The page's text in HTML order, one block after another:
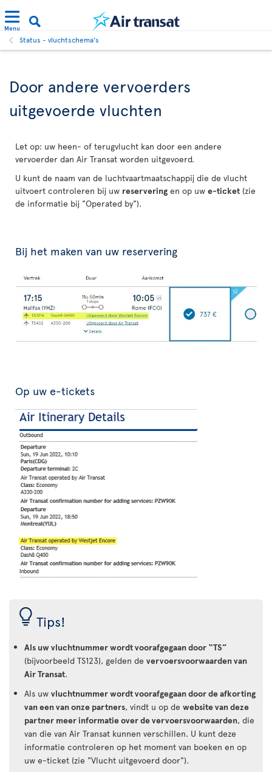
Menu
Status - vluchtschema's
Door andere vervoerders
uitgevoerde vluchten
Let op: uw heen- of terugvlucht kan door een andere
vervoerder dan Air Transat worden uitgevoerd.
U kunt de naam van de luchtvaartmaatschappij die de vlucht
uitvoert controleren bij uw reservering en op uw e-ticket (zie
de informatie bij "Operated by").
Bij het maken van uw reservering
Op uw e-tickets
Tips!
Als uw vluchtnummer wordt voorafgegaan door “TS”
(bijvoorbeeld TS123), gelden de vervoersvoorwaarden van
Air Transat.
Als uw vluchtnummer wordt voorafgegaan door de afkorting
van een van onze partners, vindt u op de website van deze
partner meer informatie over de vervoersvoorwaarden, die
van die van Air Transat kunnen verschillen. U kunt deze
informatie controleren op het moment van boeken en op
uw e-ticket (zie "Vlucht uitgevoerd door").